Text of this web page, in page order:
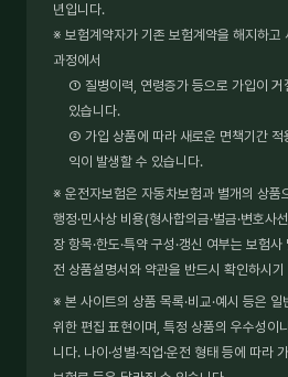
년입니다.
※ 보험계약자가 기존 보험계약을 해지하고
과정에서
① 질병이력, 연령증가 등으로 가입이 거
있습니다.
② 가입 상품에 따라 새로운 면책기간 적
익이 발생할 수 있습니다.
※ 운전자보험은 자동차보험과 별개의 상품
행정·민사상 비용(형사합의금·벌금·변호사
장 항목·한도·특약 구성·갱신 여부는 보험
전 상품설명서와 약관을 반드시 확인하시
※ 본 사이트의 상품 목록·비교·예시 등은 일
위한 편집 표현이며, 특정 상품의 우수성이
니다. 나이·성별·직업·운전 형태 등에 따라